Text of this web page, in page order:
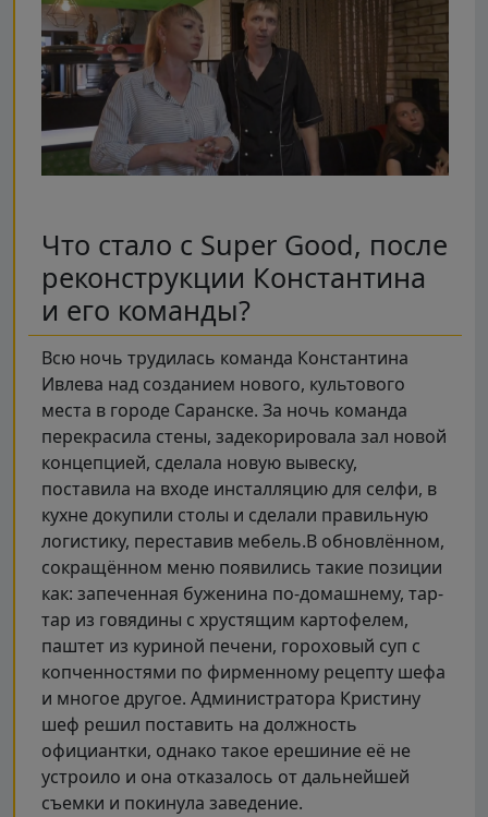
Что стало с Super Good, после
реконструкции Константина
и его команды?
Всю ночь трудилась команда Константина
Ивлева над созданием нового, культового
места в городе Саранске. За ночь команда
перекрасила стены, задекорировала зал новой
концепцией, сделала новую вывеску,
поставила на входе инсталляцию для селфи, в
кухне докупили столы и сделали правильную
логистику, переставив мебель.В обновлённом,
сокращённом меню появились такие позиции
как: запеченная буженина по-домашнему, тар-
тар из говядины с хрустящим картофелем,
паштет из куриной печени, гороховый суп с
копченностями по фирменному рецепту шефа
и многое другое. Администратора Кристину
шеф решил поставить на должность
официантки, однако такое ерешиние её не
устроило и она отказалось от дальнейшей
съемки и покинула заведение.